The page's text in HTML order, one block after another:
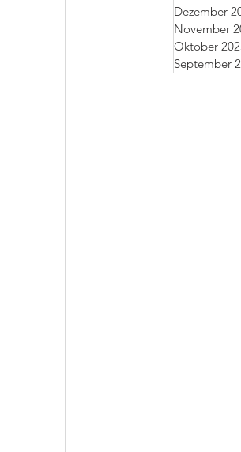
Dezember
November
Oktober
September